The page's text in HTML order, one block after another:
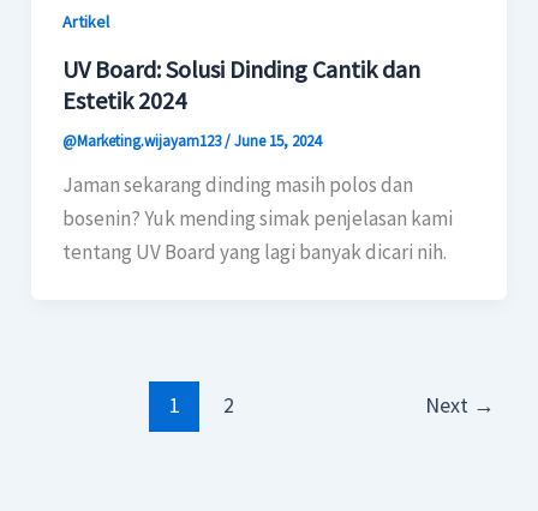
Artikel
UV Board: Solusi Dinding Cantik dan
Estetik 2024
@Marketing.wijayam123/June 15, 2024
Jaman sekarang dinding masih polos dan
bosenin? Yuk mending simak penjelasan kami
tentang UV Board yang lagi banyak dicari nih.
1 2 Next →